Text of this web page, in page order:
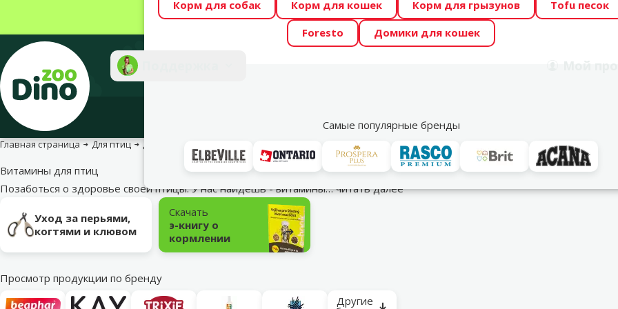
Весь месяц Dino Zoo предлагает отличные цены на ТОП-овые корма! 🍖
Фотоконкурс “GADA ŪSAIŅI”! Возможно Твой питомец станет звездой
Корм для собак Корм для кошек Корм для грызунов
Tofu песок
Foresto
Домики для кошек
Самые популярные бренды
Акции
Главная страница Для птиц Для здоровья
Витамины для птиц
Позаботься о здоровье своей птицы. У нас найдешь - витамины…читать далее
Уход за перьями,
когтями и клювом
Скачать
э-книгу о
кормлении
Просмотр продукции по бренду
Другие